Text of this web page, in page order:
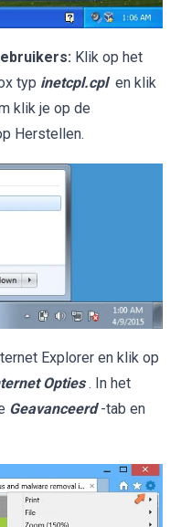
Klik op het
typ inetcpl.cpl en klik
klik je op de
Herstellen.
Explorer en klik op
Opties . In het
Geavanceerd -tab en